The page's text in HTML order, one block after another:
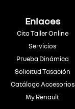
Enlaces
Cita Taller Online
Servicios
Prueba Dinámica
Solicitud Tasación
Catálogo Accesorios
My Renault